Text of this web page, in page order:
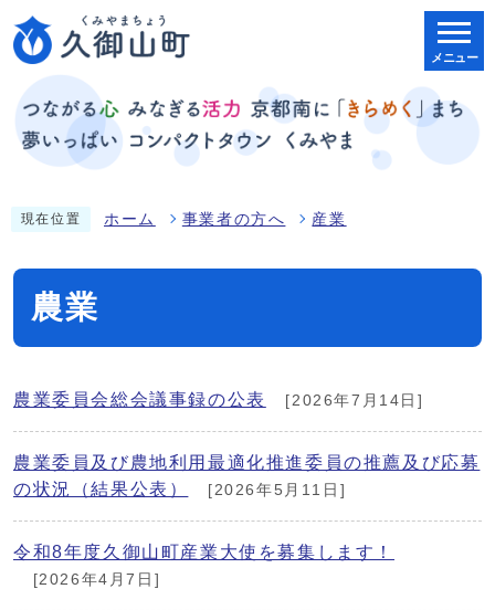
メニュー
現在位置 ホーム 事業者の方へ 産業
農業
農業委員会総会議事録の公表 [2026年7月14日]
農業委員及び農地利用最適化推進委員の推薦及び応募
の状況（結果公表）
[2026年5月11日]
令和8年度久御山町産業大使を募集します！
[2026年4月7日]